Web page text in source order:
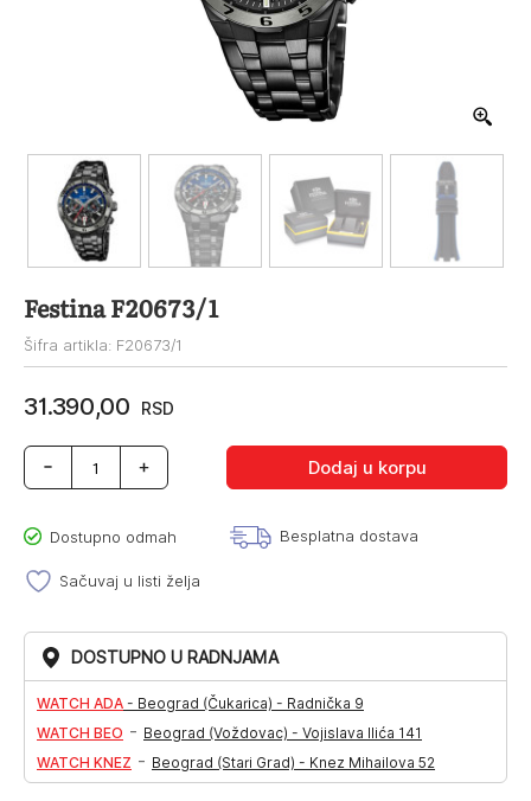
Festina F20673/1
Šifra artikla: F20673/1
31.390,00 RSD
Festina
F20673/1
Dodaj u korpu
Dostupno odmah Besplatna dostava
Sačuvaj u listi želja
DOSTUPNO U RADNJAMA
WATCH ADA - Beograd (Čukarica) - Radnička 9
WATCH BEO - Beograd (Voždovac) - Vojislava Ilića 141
WATCH KNEZ - Beograd (Stari Grad) - Knez Mihailova 52